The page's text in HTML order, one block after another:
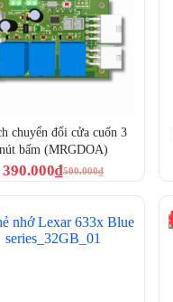
chuyển đổi cửa cuốn 3
nút bấm (MRGDOA)
500.000₫
390.000₫